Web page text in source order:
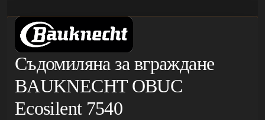
Съдомиляна за вграждане
BAUKNECHT OBUC
Ecosilent 7540